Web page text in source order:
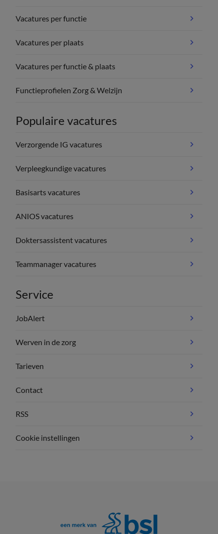
Vacatures per functie
Vacatures per plaats
Vacatures per functie & plaats
Functieprofielen Zorg & Welzijn
Populaire vacatures
Verzorgende IG vacatures
Verpleegkundige vacatures
Basisarts vacatures
ANIOS vacatures
Doktersassistent vacatures
Teammanager vacatures
Service
JobAlert
Werven in de zorg
Tarieven
Contact
RSS
Cookie instellingen